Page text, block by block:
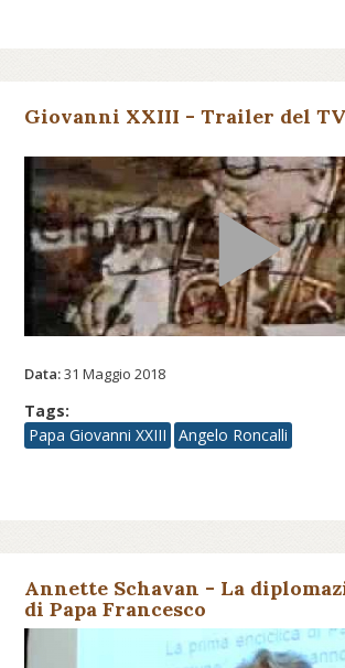
Giovanni XXIII - Trailer del
Data:31 Maggio 2018
Tags:
Papa Giovanni XXIII
Angelo Roncalli
Annette Schavan - La
di Papa Francesco